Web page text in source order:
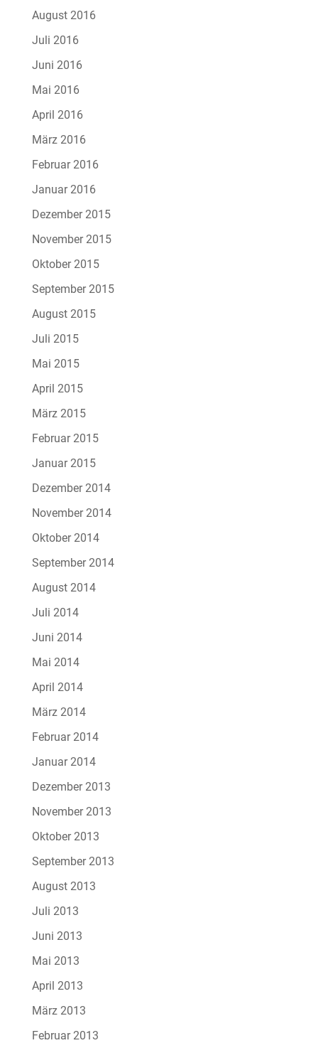
August 2016
Juli 2016
Juni 2016
Mai 2016
April 2016
März 2016
Februar 2016
Januar 2016
Dezember 2015
November 2015
Oktober 2015
September 2015
August 2015
Juli 2015
Mai 2015
April 2015
März 2015
Februar 2015
Januar 2015
Dezember 2014
November 2014
Oktober 2014
September 2014
August 2014
Juli 2014
Juni 2014
Mai 2014
April 2014
März 2014
Februar 2014
Januar 2014
Dezember 2013
November 2013
Oktober 2013
September 2013
August 2013
Juli 2013
Juni 2013
Mai 2013
April 2013
März 2013
Februar 2013